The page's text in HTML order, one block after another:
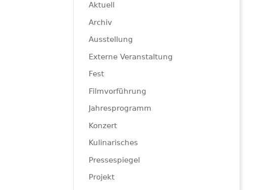
Aktuell
Archiv
Ausstellung
Externe Veranstaltung
Fest
Filmvorführung
Jahresprogramm
Konzert
Kulinarisches
Pressespiegel
Projekt